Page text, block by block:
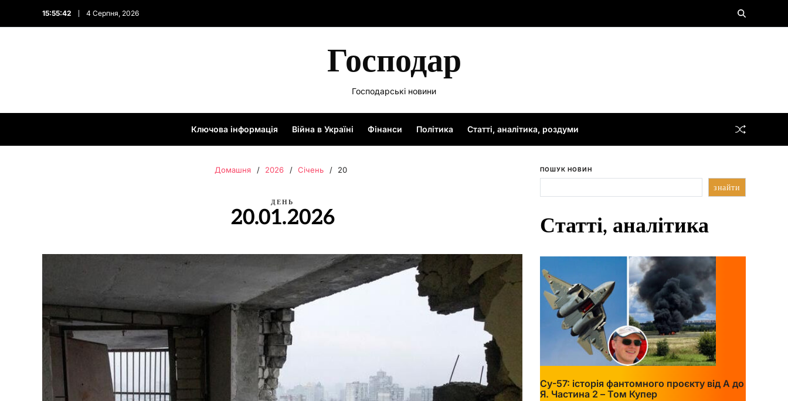
15:55:44 4 Серпня, 2026
Господар
Господарські новини
Ключова інформація Війна в Україні Фінанси Політика Статті, аналітика, роздуми
Домашня 2026 Січень 20
ДЕНЬ
20.01.2026
ПОШУК НОВИН
знайти
Статті, аналітика
Су-57: історія фантомного проєкту від А до
Я. Частина 2 – Том Купер